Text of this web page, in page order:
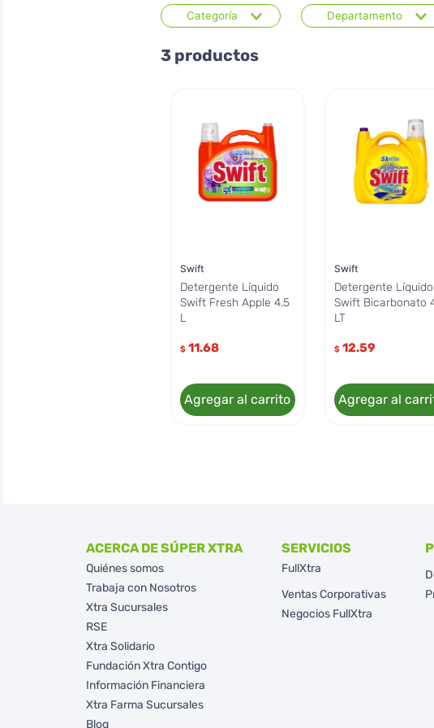
Categoría
Cuidado de la Ropa
Departamento
3 productos
Swift
Detergente Líquido
Swift Fresh Apple 4.5
L
$ 11.68
Agregar al carrito
Swift
Detergente Líquido
Swift Bicarbonato
LT
$ 12.59
Agregar al
ACERCA DE SÚPER XTRA
Quiénes somos
Trabaja con Nosotros
Xtra Sucursales
RSE
Xtra Solidario
Fundación Xtra Contigo
Información Financiera
Xtra Farma Sucursales
Blog
SERVICIOS
FullXtra
Ventas Corporativas
Negocios FullXtra